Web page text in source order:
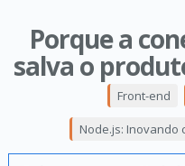
Porque a
salva o
Front-end
Node.js: Inovando